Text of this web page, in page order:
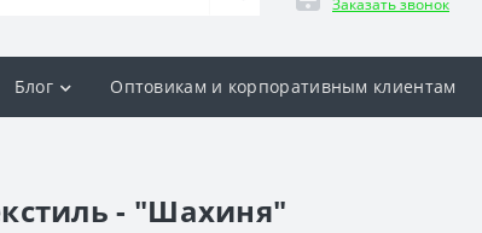
Блог Оптовикам и корпоративным клиентам
- "Шахиня"